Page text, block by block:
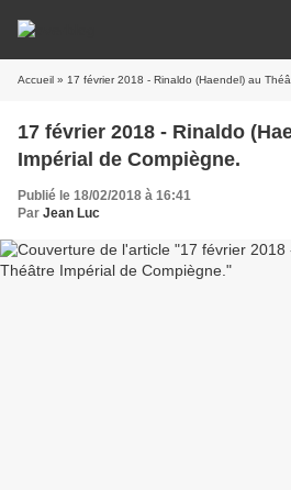
Accueil » 17 février 2018 - Rinaldo (Haendel) au
17 février 2018 - Rinaldo
Impérial de Compiègne.
Publié le 18/02/2018 à 16:41
Par Jean Luc